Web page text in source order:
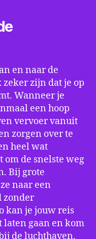
en naar de
zijn dat je op
Wanneer je
een hoop
vervoer vanuit
zorgen over te
heel wat
de snelste weg
Bij grote
naar een
zonder
kan je jouw reis
laten gaan en kom
de luchthaven.